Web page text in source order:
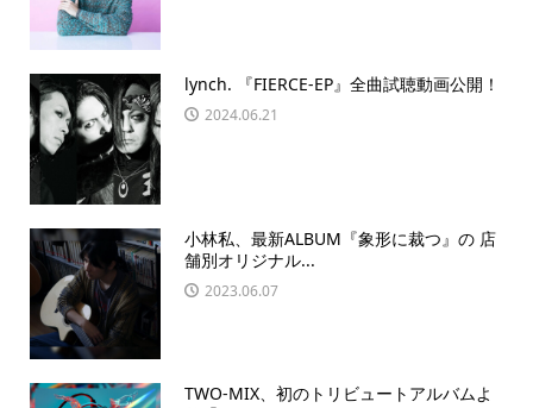
lynch. 『FIERCE-EP』全曲試聴動画公開！
2024.06.21
小林私、最新ALBUM『象形に裁つ』の 店
舗別オリジナル...
2023.06.07
TWO-MIX、初のトリビュートアルバムよ